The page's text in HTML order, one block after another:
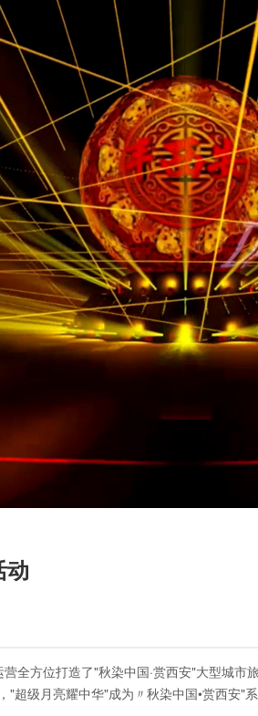
全方位打造了"秋染中国·赏西安"大型城
超级月亮耀中华"成为〃秋染中国•赏西安"